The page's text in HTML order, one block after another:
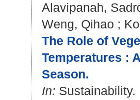
Alavipanah,
Weng, Qihao ;
The Role of
Temperatures :
Season.
In: Sustainability.